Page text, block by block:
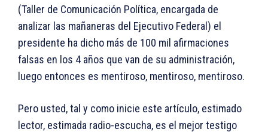
(Taller de Comunicación Política, encargada de
analizar las mañaneras del Ejecutivo Federal) el
presidente ha dicho más de 100 mil afirmaciones
falsas en los 4 años que van de su administración,
luego entonces es mentiroso, mentiroso, mentiroso.
Pero usted, tal y como inicie este artículo, estimado
lector, estimada radio-escucha, es el mejor testigo